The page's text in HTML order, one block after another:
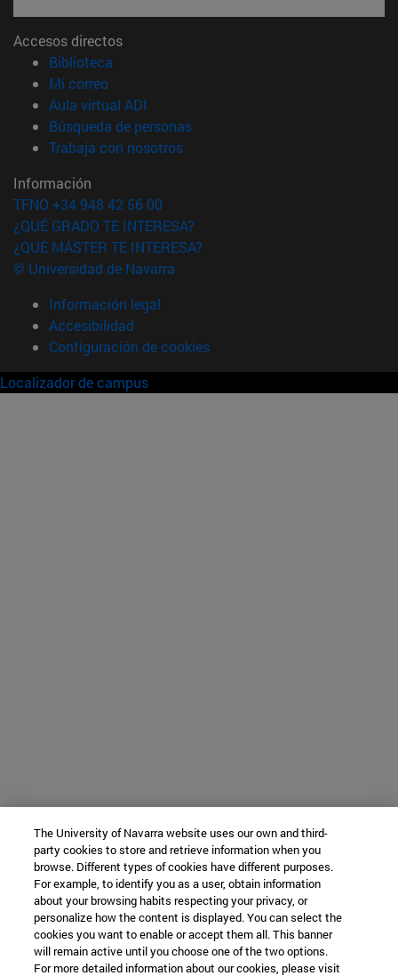
Accesos directos
Biblioteca
Mi correo(abre en nueva ventana)
Aula virtual ADI
Búsqueda de personas(abre en nueva ventana)
Trabaja con nosotros(abre en nueva ventana)
Información
TFNO +34 948 42 56 00
¿QUÉ GRADO TE INTERESA?
¿QUÉ MÁSTER TE INTERESA?
© Universidad de Navarra
Información legal
Accesibilidad
Configuración de cookies
Localizador de campus
The University of Navarra website uses our own and third-
party cookies to store and retrieve information when you
browse. Different types of cookies have different purposes.
For example, to identify you as a user, obtain information
about your browsing habits respecting your privacy, or
personalize how the content is displayed. You can select the
cookies you want to enable or accept them all. This banner
will remain active until you choose one of the two options.
For more detailed information about our cookies, please visit